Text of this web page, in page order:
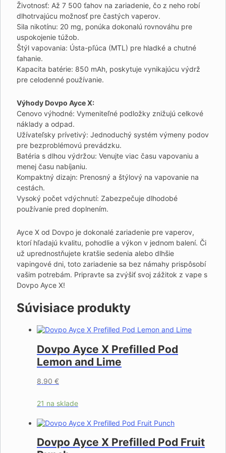
Životnosť: Až 7 500 ťahov na zariadenie, čo z neho robí
dlhotrvajúcu možnosť pre častých vaperov.
Sila nikotínu: 20 mg, ponúka dokonalú rovnováhu pre
uspokojenie túžob.
Štýl vapovania: Ústa-pľúca (MTL) pre hladké a chutné
ťahanie.
Kapacita batérie: 850 mAh, poskytuje vynikajúcu výdrž
pre celodenné používanie.
Výhody Dovpo Ayce X:
Cenovo výhodné: Vymeniteľné podložky znižujú celkové
náklady a odpad.
Užívateľsky prívetivý: Jednoduchý systém výmeny podov
pre bezproblémovú prevádzku.
Batéria s dlhou výdržou: Venujte viac času vapovaniu a
menej času nabíjaniu.
Kompaktný dizajn: Prenosný a štýlový na vapovanie na
cestách.
Vysoký počet vdýchnutí: Zabezpečuje dlhodobé
používanie pred doplnením.
Ayce X od Dovpo je dokonalé zariadenie pre vaperov,
ktorí hľadajú kvalitu, pohodlie a výkon v jednom balení. Či
už uprednostňujete kratšie sedenia alebo dlhšie
vapingové dni, toto zariadenie sa bez námahy prispôsobí
vašim potrebám. Pripravte sa zvýšiť svoj zážitok z vape s
Dovpo Ayce X!
Súvisiace produkty
Dovpo Ayce X Prefilled Pod
Lemon and Lime
8.90 €
21 na sklade
Dovpo Ayce X Prefilled Pod Fruit